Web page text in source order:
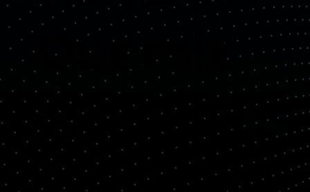
Quemix
Copyright© Quemix Inc. All rights reserved.